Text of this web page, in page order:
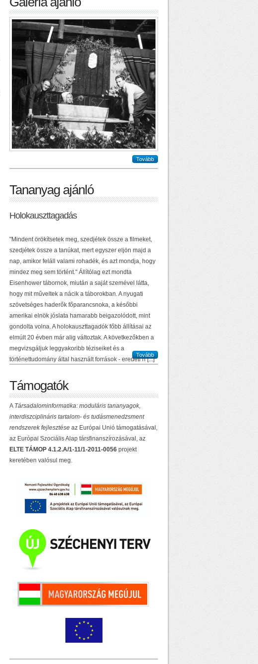
Tovább
Tananyag ajánló
Holokauszttagadás
"Mindent örökítsetek meg, szedjétek össze a filmeket,
szedjétek össze a tanúkat, mert egyszer eljön majd a
nap, amikor feláll valami rohadék, és azt mondja, hogy
mindez meg sem történt." Állítólag ezt mondta
Eisenhower tábornok, miután a saját szemével látta,
hogy mit műveltek a nácik a táborokban. A nyugati
szövetséges haderők főparancsnoka, a későbbi
amerikai elnök jóslata hamarabb beigazolódott, mint
gondolta volna. A holokauszttagadók főbb állításai az
elmúlt 20 évben már alig változtak. A következőkben a
megvizsgáljuk leggyakoribb téziseiket és a
történettudomány által használt források - eredeti n [...]
Tovább
Támogatók
A Társadalominformatika: moduláris tananyagok,
interdiszciplináris tartalom- és tudásmenedzsment
rendszerek fejlesztése az Európai Unió támogatásával,
az Európai Szociális Alap társfinanszírozásával, az
ELTE TÁMOP 4.1.2.A/1-11/1-2011-0056 projekt
keretében valósul meg.